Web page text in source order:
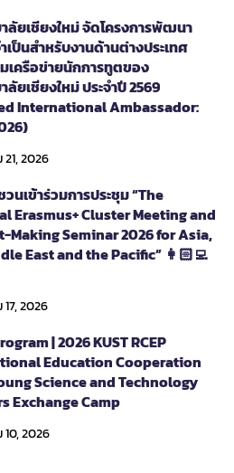
ลัยเชียงใหม่ จัดโครงการพัฒนา
เป็นสำหรับงานด้านต่างประเทศ
เครือข่ายนักการทูตของ
ลัยเชียงใหม่ ประจำปี 2569
International Ambassador:
2026
นเข้าร่วมการประชุม “The
Erasmus+ Cluster Meeting and
Making Seminar 2026 for Asia,
East and the Pacific” 👩🏻‍💻
2026
| 2026 KUST RCEP
Education Cooperation
Science and Technology
Exchange Camp
2026